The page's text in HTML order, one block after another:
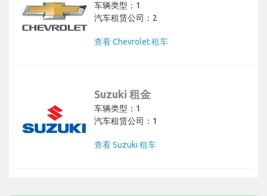
车辆类型：1
汽车租赁公司：2
查看 Chevrolet 租车
Suzuki 租金
车辆类型：1
汽车租赁公司：1
查看 Suzuki 租车